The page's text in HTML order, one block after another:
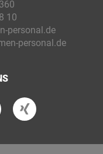
10
personal.de
personal.de